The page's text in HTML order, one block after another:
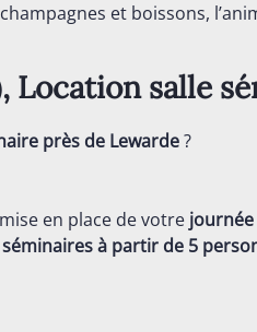
et boissons,
Location salle
près de Lewarde?
en place de votre
séminairesà partir de 5